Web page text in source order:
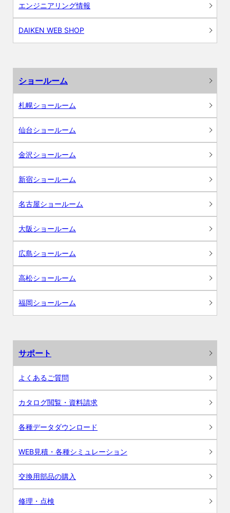
エンジニアリング情報
DAIKEN WEB SHOP
ショールーム
札幌ショールーム
仙台ショールーム
金沢ショールーム
新宿ショールーム
名古屋ショールーム
大阪ショールーム
広島ショールーム
高松ショールーム
福岡ショールーム
サポート
よくあるご質問
カタログ閲覧・資料請求
各種データダウンロード
WEB見積・各種シミュレーション
交換用部品の購入
修理・点検